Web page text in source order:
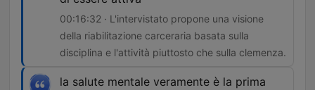
00:16:32 · L'intervistato propone una visione
della riabilitazione carceraria basata sulla
disciplina e l'attività piuttosto che sulla clemenza.
la salute mentale veramente è la prima